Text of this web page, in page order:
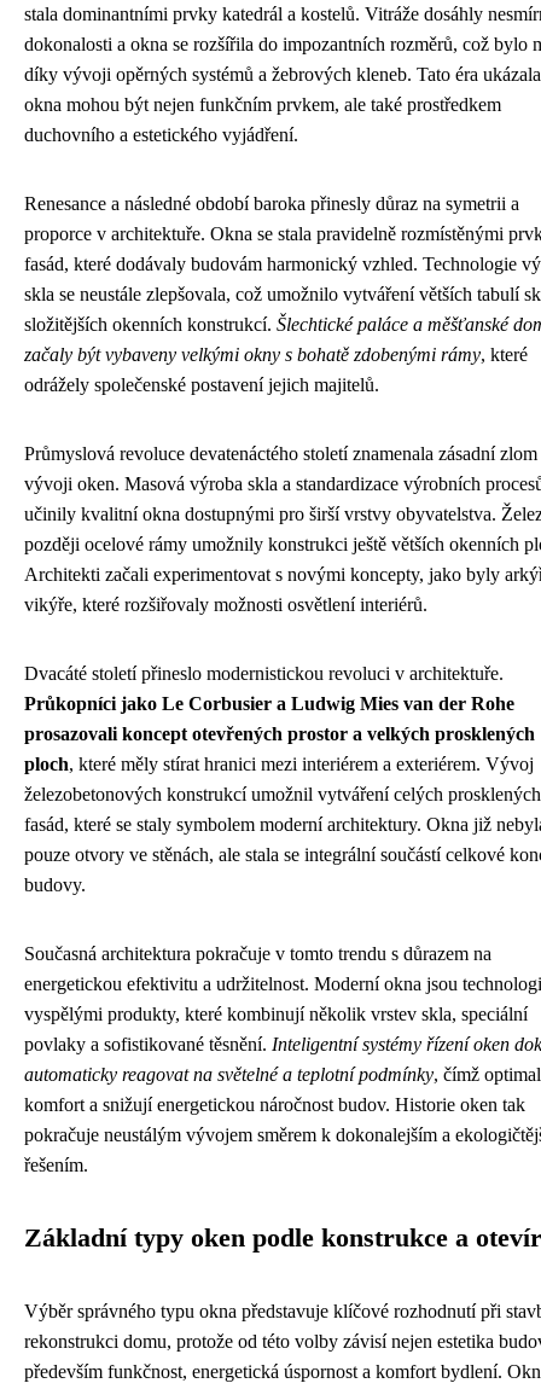
stala dominantními prvky katedrál a kostelů. Vitráže dosáhly
dokonalosti a okna se rozšířila do impozantních rozměrů, což bylo
díky vývoji opěrných systémů a žebrových kleneb. Tato éra
okna mohou být nejen funkčním prvkem, ale také prostředkem
duchovního a estetického vyjádření.
Renesance a následné období baroka přinesly důraz na symetrii a
proporce v architektuře. Okna se stala pravidelně rozmístěnými
fasád, které dodávaly budovám harmonický vzhled. Technologie
skla se neustále zlepšovala, což umožnilo vytváření větších tabulí
složitějších okenních konstrukcí. Šlechtické paláce a měšťanské
začaly být vybaveny velkými okny s bohatě zdobenými rámy, které
odrážely společenské postavení jejich majitelů.
Průmyslová revoluce devatenáctého století znamenala zásadní
vývoji oken. Masová výroba skla a standardizace výrobních
učinily kvalitní okna dostupnými pro širší vrstvy obyvatelstva.
později ocelové rámy umožnily konstrukci ještě větších okenních
Architekti začali experimentovat s novými koncepty, jako byly
vikýře, které rozšiřovaly možnosti osvětlení interiérů.
Dvacáté století přineslo modernistickou revoluci v architektuře.
Průkopníci jako Le Corbusier a Ludwig Mies van der Rohe
prosazovali koncept otevřených prostor a velkých prosklených
ploch, které měly stírat hranici mezi interiérem a exteriérem. Vývoj
železobetonových konstrukcí umožnil vytváření celých prosklených
fasád, které se staly symbolem moderní architektury. Okna již
pouze otvory ve stěnách, ale stala se integrální součástí celkové
budovy.
Současná architektura pokračuje v tomto trendu s důrazem na
energetickou efektivitu a udržitelnost. Moderní okna jsou
vyspělými produkty, které kombinují několik vrstev skla, speciální
povlaky a sofistikované těsnění. Inteligentní systémy řízení oken
automaticky reagovat na světelné a teplotní podmínky, čímž
komfort a snižují energetickou náročnost budov. Historie oken tak
pokračuje neustálým vývojem směrem k dokonalejším a
řešením.
Základní typy oken podle konstrukce a
Výběr správného typu okna představuje klíčové rozhodnutí při
rekonstrukci domu, protože od této volby závisí nejen estetika
především funkčnost, energetická úspornost a komfort bydlení.